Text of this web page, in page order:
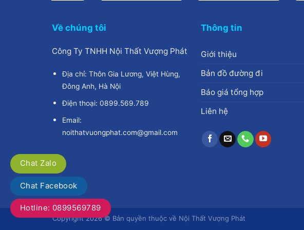
Về chúng tôi
Công Ty TNHH Nội Thất Vượng Phát
Địa chỉ: Thôn Gia Lương, Việt Hùng,
Đông Anh, Hà Nội
Điện thoại: 0899.569.789
Email:
noithatvuongphat.com@gmail.com
Thông tin
Giới thiệu
Bản đồ đường đi
Báo giá tổng hợp
Liên hệ
Copyright 2026 © Bản quyền thuộc về Nội Thất Vượng Phát
Chat Zalo
Chat Facebook
Hotline: 0899569789